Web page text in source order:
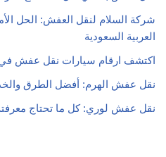
شركة السلام لنقل العفش: الحل
العربية السعودية
اكتشف ارقام سيارات نقل عفش في
نقل عفش الهرم: أفضل الطرق
نقل عفش لوري: كل ما تحتاج